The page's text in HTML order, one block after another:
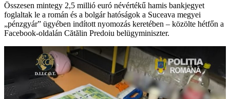
Összesen mintegy 2,5 millió euró névértékű hamis bankjegyet
foglaltak le a román és a bolgár hatóságok a Suceava megyei
„pénzgyár” ügyében indított nyomozás keretében – közölte hétfőn a
Facebook-oldalán Cătălin Predoiu belügyminiszter.